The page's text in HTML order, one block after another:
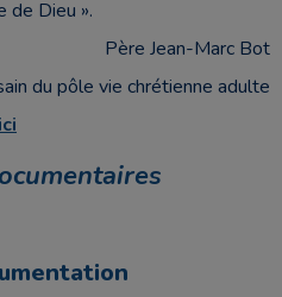
de Dieu ».
Père Jean-Marc Bot
du pôle vie chrétienne adulte
ici